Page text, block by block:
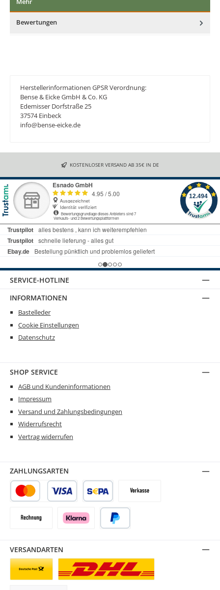
Bewertungen
Herstellerinformationen GPSR Verordnung:
Bense & Eicke GmbH & Co. KG
Edemisser Dorfstraße 25
37574 Einbeck
info@bense-eicke.de
KOSTENLOSER VERSAND AB 35€ IN DE
SERVICE-HOTLINE
INFORMATIONEN
Bastelleder
Cookie Einstellungen
Datenschutz
SHOP SERVICE
AGB und Kundeninformationen
Impressum
Versand und Zahlungsbedingungen
Widerrufsrecht
Vertrag widerrufen
VERSANDARTEN
ZAHLUNGSARTEN
SEPA LastschriftVorkasse